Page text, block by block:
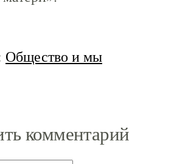
Общество и мы
комментарий